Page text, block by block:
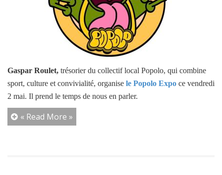
Gaspar Roulet, trésorier du collectif local Popolo, qui combine
sport, culture et convivialité, organise le Popolo Expo ce vendredi
2 mai. Il prend le temps de nous en parler.
« Read More »